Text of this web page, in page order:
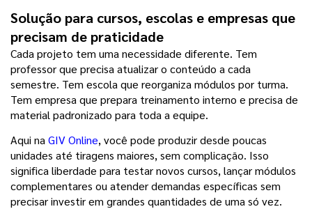
Solução para cursos, escolas e empresas que
precisam de praticidade
Cada projeto tem uma necessidade diferente. Tem
professor que precisa atualizar o conteúdo a cada
semestre. Tem escola que reorganiza módulos por turma.
Tem empresa que prepara treinamento interno e precisa de
material padronizado para toda a equipe.
Aqui na GIV Online, você pode produzir desde poucas
unidades até tiragens maiores, sem complicação. Isso
significa liberdade para testar novos cursos, lançar módulos
complementares ou atender demandas específicas sem
precisar investir em grandes quantidades de uma só vez.